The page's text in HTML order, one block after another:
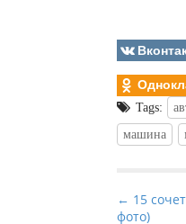
Tags:
машина
P
← 15
фото)